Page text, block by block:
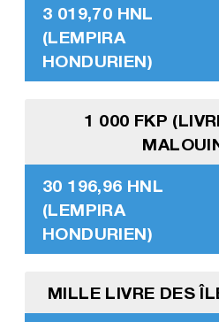
3 019,70 HNL
(LEMPIRA
HONDURIEN)
1 000 FKP
30 196,96 HNL
(LEMPIRA
HONDURIEN)
MILLE LIVRE DES